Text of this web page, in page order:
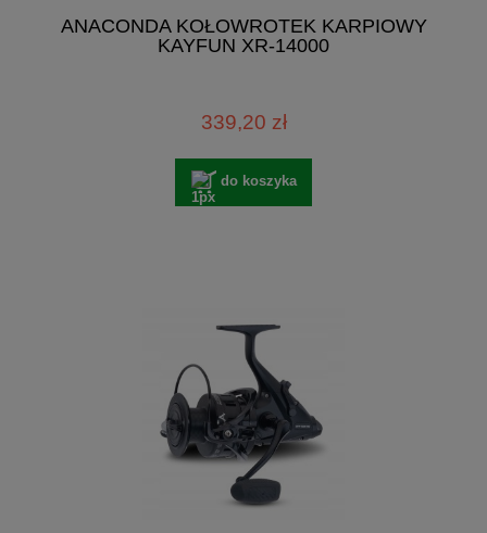
ANACONDA KOŁOWROTEK KARPIOWY
KAYFUN XR-14000
339,20 zł
do koszyka